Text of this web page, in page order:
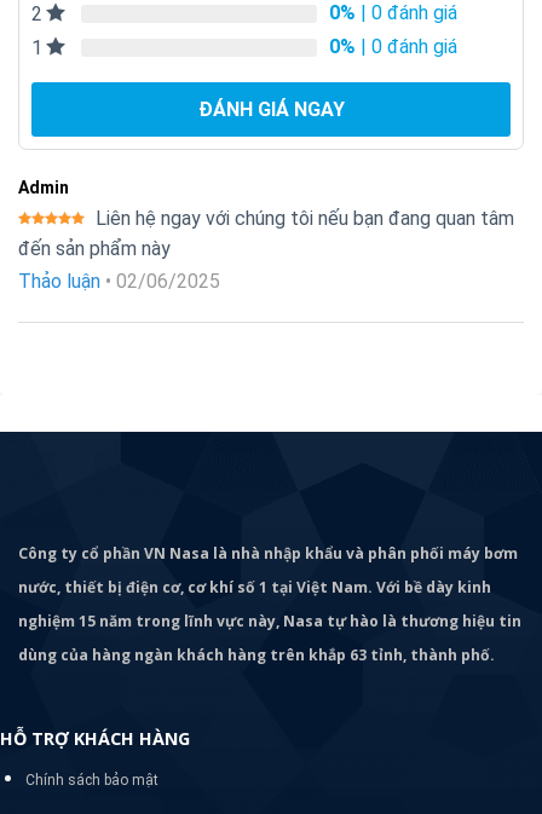
2
0% | 0 đánh giá
1
0% | 0 đánh giá
ĐÁNH GIÁ NGAY
Admin
Được xếp
hạng
55
Liên hệ ngay với chúng tôi nếu bạn đang quan tâm
đến sản phẩm này
Thảo luận • 02/06/2025
Công ty cổ phần VN Nasa là nhà nhập khẩu và phân phối máy bơm
nước, thiết bị điện cơ, cơ khí số 1 tại Việt Nam. Với bề dày kinh
nghiệm 15 năm trong lĩnh vực này, Nasa tự hào là thương hiệu tin
dùng của hàng ngàn khách hàng trên khắp 63 tỉnh, thành phố.
HỖ TRỢ KHÁCH HÀNG
Chính sách bảo mật